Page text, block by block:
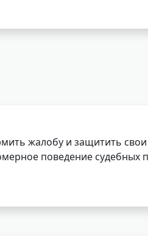
жалобу и защитить
поведение судебных